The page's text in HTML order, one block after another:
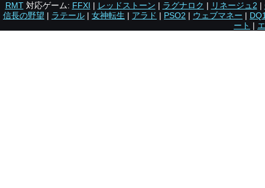
RMT対応ゲーム: FFXI | レッドストーン | ラグナロク | リネージュ2 |
信長の野望 | ラテール | 女神転生 | アラド | PSO2 | ウェブマネー |
ート |